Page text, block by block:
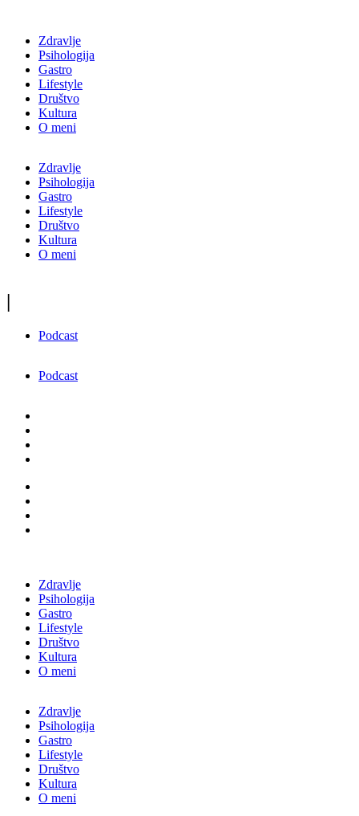
Zdravlje
Psihologija
Gastro
Lifestyle
Društvo
Kultura
O meni
Zdravlje
Psihologija
Gastro
Lifestyle
Društvo
Kultura
O meni
|
Podcast
Podcast
Zdravlje
Psihologija
Gastro
Lifestyle
Društvo
Kultura
O meni
Zdravlje
Psihologija
Gastro
Lifestyle
Društvo
Kultura
O meni